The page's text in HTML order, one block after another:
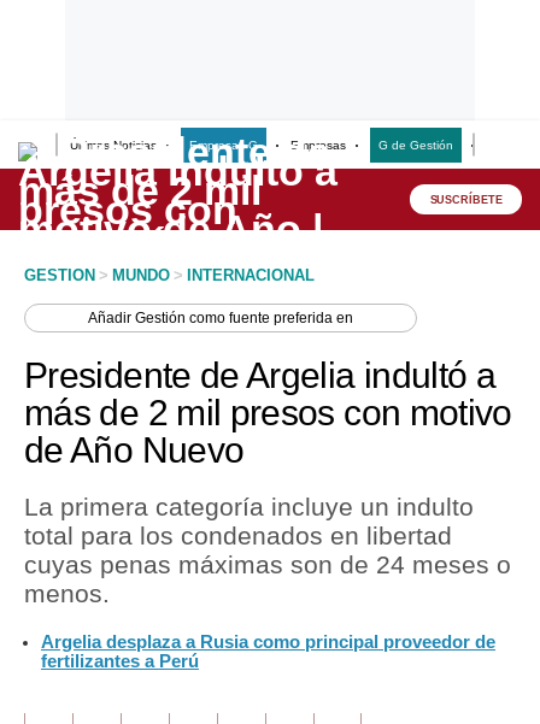
Últimas Noticias Empresas G Empresas G de Gestión
Lo último
Peru Quiosco
Economía
Mercados
Política
Tu Dinero
Finanzas Personales
SUSCRÍBETE
GESTION > MUNDO > INTERNACIONAL
AñadirGestión como fuente preferida en
Presidente de Argelia indultó a
más de 2 mil presos con motivo
de Año Nuevo
La primera categoría incluye un indulto
total para los condenados en libertad
cuyas penas máximas son de 24 meses o
menos.
Argelia desplaza a Rusia como principal proveedor de
fertilizantes a Perú